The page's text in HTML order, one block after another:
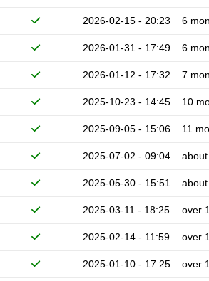
2026-02-15 - 20:23 6
2026-01-31 - 17:49 6
2026-01-12 - 17:32 7
2025-10-23 - 14:45 10
2025-09-05 - 15:06 11
2025-07-02 - 09:04
2025-05-30 - 15:51
2025-03-11 - 18:25 over
2025-02-14 - 11:59 over
2025-01-10 - 17:25 over